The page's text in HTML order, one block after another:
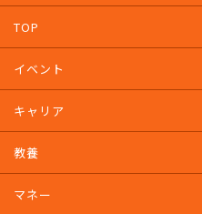
TOP
イベント
キャリア
教養
マネー